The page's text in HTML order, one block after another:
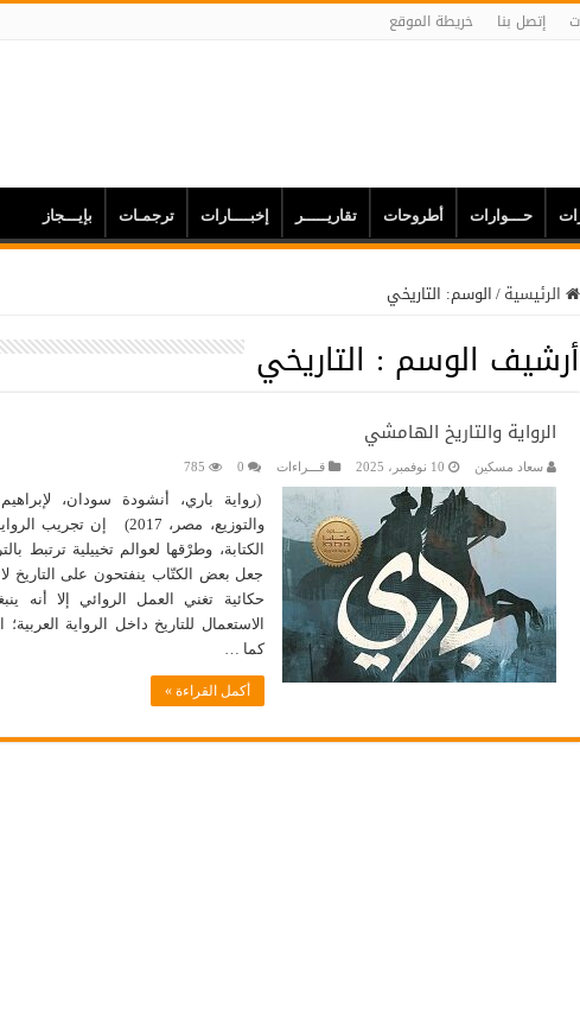
إتصل بنا خريطة الموقع
حـــوارات أطروحات تقاريـــــر إخبــــارات ترجمـات بإيـــجاز
الرئيسية/الوسم: التاريخي
أرشيف الوسم : التاريخي
الرواية والتاريخ الهامشي
سعاد مسكين 10 نوفمبر، 2025 قـــراءات 0
785
(رواية باري، أنشودة سودان،
والتوزيع، مصر، 2017) إن
الكتابة، وطرْقها لعوالم تخييلية ترتبط
جعل بعض الكتّاب ينفتحون على التاريخ
حكائية تغني العمل الروائي إلا أنه
الاستعمال للتاريخ داخل الرواية
كما …
أكمل القراءة »